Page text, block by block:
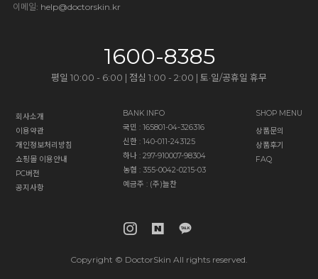
이메일: help@doctorskin.kr
1600-8385
평일 10:00 - 6:00 | 점심 1:00 - 2:00 | 토·일/공휴일 휴무
회사소개
이용약관
개인정보처리방침
쇼핑몰 이용안내
PC버전
공지사항
BANK INFO
국민 : 165801-04-326316
신한 : 140-011-243125
하나 : 297-910007-98304
농협 : 355-0042-0215-03
예금주 : (주)늘찬
SHOP MENU
상품문의
상품후기
FAQ
Copyright © DoctorSkin All rights reserved.